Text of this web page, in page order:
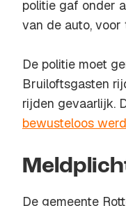
politie gaf onder
van de auto,
De politie moet
Bruiloftsgasten
rijden gevaarlijk.
bewusteloos
De gemeente